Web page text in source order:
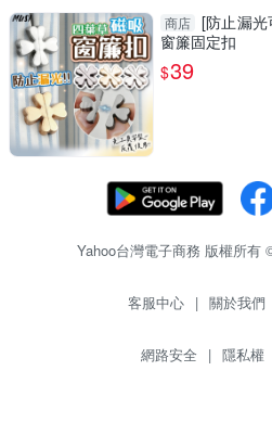
商店 [防止漏
窗簾固定扣
$39
Yahoo台灣電子商務 版權所有
客服中心 | 關於我們
網路安全 | 隱私權